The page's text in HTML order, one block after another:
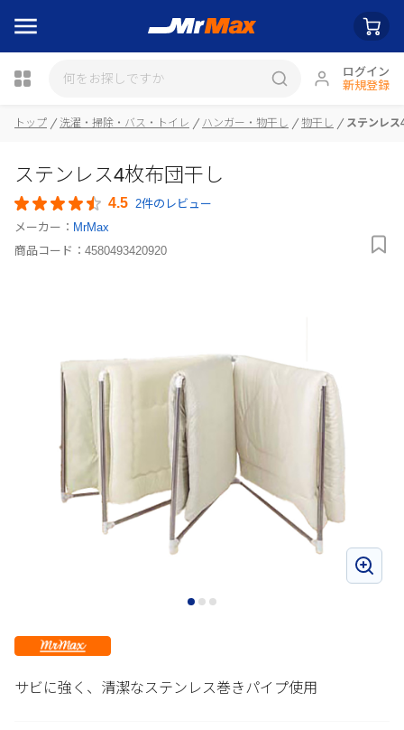
ログイン
新規登録
トップ 洗濯・掃除・バス・トイレ ハンガー・物干し 物干し ステンレス
ステンレス4枚布団干し
4.5 2件のレビュー
メーカー： MrMax
商品コード： 4580493420920
サビに強く、清潔なステンレス巻きパイプ使用